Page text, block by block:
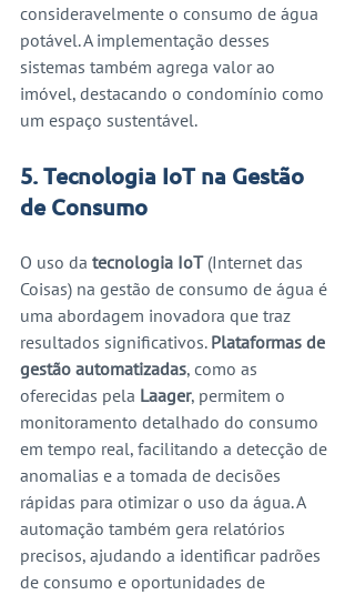
consideravelmente o consumo de água
potável. A implementação desses
sistemas também agrega valor ao
imóvel, destacando o condomínio como
um espaço sustentável.
5. Tecnologia IoT na Gestão
de Consumo
O uso da tecnologia IoT (Internet das
Coisas) na gestão de consumo de água é
uma abordagem inovadora que traz
resultados significativos. Plataformas de
gestão automatizadas, como as
oferecidas pela Laager, permitem o
monitoramento detalhado do consumo
em tempo real, facilitando a detecção de
anomalias e a tomada de decisões
rápidas para otimizar o uso da água. A
automação também gera relatórios
precisos, ajudando a identificar padrões
de consumo e oportunidades de